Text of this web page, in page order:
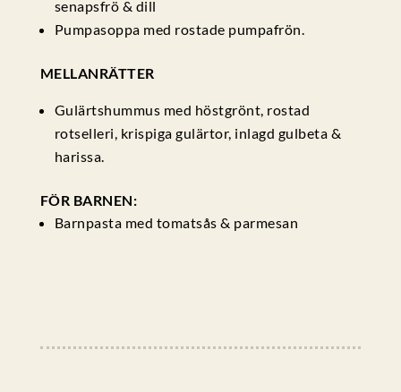
senapsfrö & dill
Pumpasoppa med rostade pumpafrön.
MELLANRÄTTER
Gulärtshummus med höstgrönt, rostad
rotselleri, krispiga gulärtor, inlagd gulbeta &
harissa.
FÖR BARNEN:
Barnpasta med tomatsås & parmesan